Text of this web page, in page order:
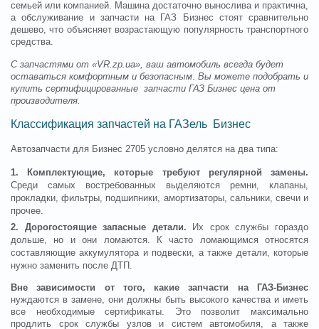
семьей или компанией. Машина достаточно вынослива и практична,
а обслуживание и запчасти на ГАЗ Бизнес стоят сравнительно
дешево, что объясняет возрастающую популярность транспортного
средства.
С запчастями от «VR.zp.ua», ваш автомобиль всегда будет
оставаться комфортным и безопасным. Вы можете подобрать и
купить сертифицированные запчасти ГАЗ Бизнес цена от
производителя.
Классификация запчастей на ГАЗель Бизнес
Автозапчасти для Бизнес 2705 условно делятся на два типа:
1. Комплектующие, которые требуют регулярной замены.
Среди самых востребованных выделяются ремни, клапаны,
прокладки, фильтры, подшипники, амортизаторы, сальники, свечи и
прочее.
2. Дорогостоящие запасные детали. Их срок службы гораздо
дольше, но и они ломаются. К часто ломающимся относятся
составляющие аккумулятора и подвески, а также детали, которые
нужно заменить после ДТП.
Вне зависимости от того, какие запчасти на ГАЗ-Бизнес
нуждаются в замене, они должны быть высокого качества и иметь
все необходимые сертификаты. Это позволит максимально
продлить срок службы узлов и систем автомобиля, а также